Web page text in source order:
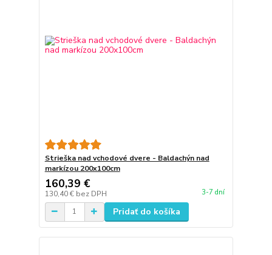
Strieška nad vchodové dvere - Baldachýn nad
markízou 200x100cm
160,39 €
130,40 € bez DPH 3-7 dní
Pridať do košíka